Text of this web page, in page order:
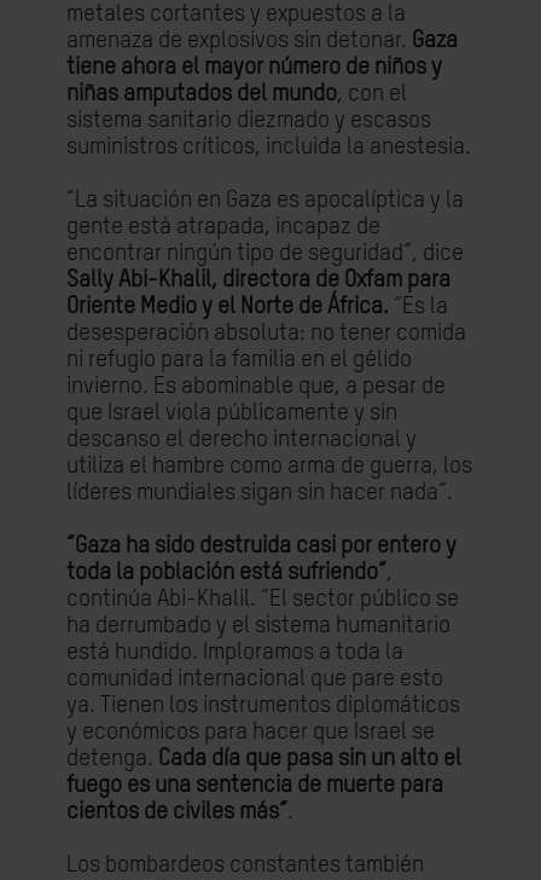
metales cortantes y expuestos a la
amenaza de explosivos sin detonar. Gaza
tiene ahora el mayor número de niños y
niñas amputados del mundo, con el
sistema sanitario diezmado y escasos
suministros críticos, incluida la anestesia.
“La situación en Gaza es apocalíptica y la
gente está atrapada, incapaz de
encontrar ningún tipo de seguridad”, dice
Sally Abi-Khalil, directora de Oxfam para
Oriente Medio y el Norte de África. “Es la
desesperación absoluta: no tener comida
ni refugio para la familia en el gélido
invierno. Es abominable que, a pesar de
que Israel viola públicamente y sin
descanso el derecho internacional y
utiliza el hambre como arma de guerra, los
líderes mundiales sigan sin hacer nada”.
“Gaza ha sido destruida casi por entero y
toda la población está sufriendo”,
continúa Abi-Khalil. “El sector público se
ha derrumbado y el sistema humanitario
está hundido. Imploramos a toda la
comunidad internacional que pare esto
ya. Tienen los instrumentos diplomáticos
y económicos para hacer que Israel se
detenga. Cada día que pasa sin un alto el
fuego es una sentencia de muerte para
cientos de civiles más”.
Los bombardeos constantes también